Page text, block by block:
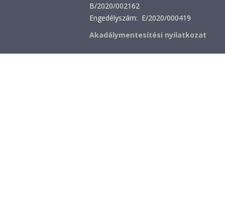
B/2020/002162
Engedélyszám: E/2020/000419
Akadálymentesítési nyilatkozat